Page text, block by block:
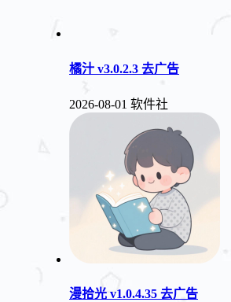
橘汁 v3.0.2.3 去广告
2026-08-01 软件社
漫拾光 v1.0.4.35 去广告